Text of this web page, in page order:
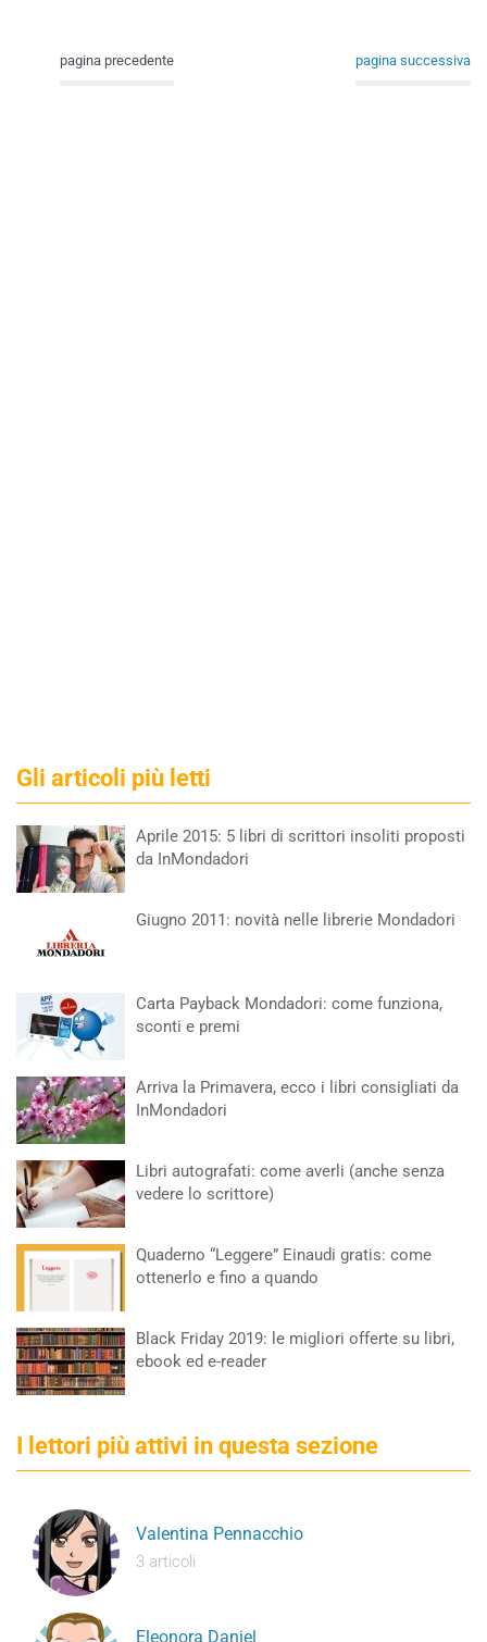
pagina precedente pagina successiva
Gli articoli più letti
Aprile 2015: 5 libri di scrittori insoliti proposti
da InMondadori
Giugno 2011: novità nelle librerie Mondadori
Carta Payback Mondadori: come funziona,
sconti e premi
Arriva la Primavera, ecco i libri consigliati da
InMondadori
Libri autografati: come averli (anche senza
vedere lo scrittore)
Quaderno “Leggere” Einaudi gratis: come
ottenerlo e fino a quando
Black Friday 2019: le migliori offerte su libri,
ebook ed e-reader
I lettori più attivi in questa sezione
Valentina Pennacchio
3 articoli
Eleonora Daniel